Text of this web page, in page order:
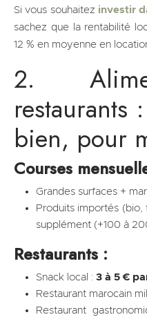
Si vous souhaitez investir
sachez que la rentabilité
12 % en moyenne en
2.
restaurants
bien, pour
Courses
Grandes surfaces +
Produits importés
supplément (+100 à
Restaurants :
Snack local : 3 à 5 €
Restaurant marocain
Restaurant